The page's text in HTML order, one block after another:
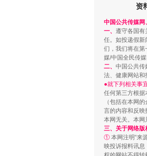
资
中国公共传媒网
一、 遵守各国有
任。如投递假新
们，我们将在第
媒/中国全民传
二、 中国公共传
法、健康网站和
●就下列相关事
任何第三方根据
（包括在本网
言的内容和反映
本网无关。本网
三、关于网络版
① 本网注明“来
映投诉报料讯